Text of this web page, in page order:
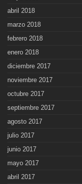
abril 2018
marzo 2018
febrero 2018
enero 2018
diciembre 2017
noviembre 2017
octubre 2017
septiembre 2017
agosto 2017
julio 2017
junio 2017
mayo 2017
abril 2017